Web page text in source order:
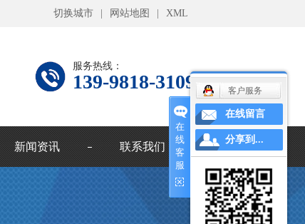
切换城市 网站地图 XML
服务热线：
139-9818-3109
新闻资讯 联系我们
在
线
客
服
客户服务
在线留言
分享到...